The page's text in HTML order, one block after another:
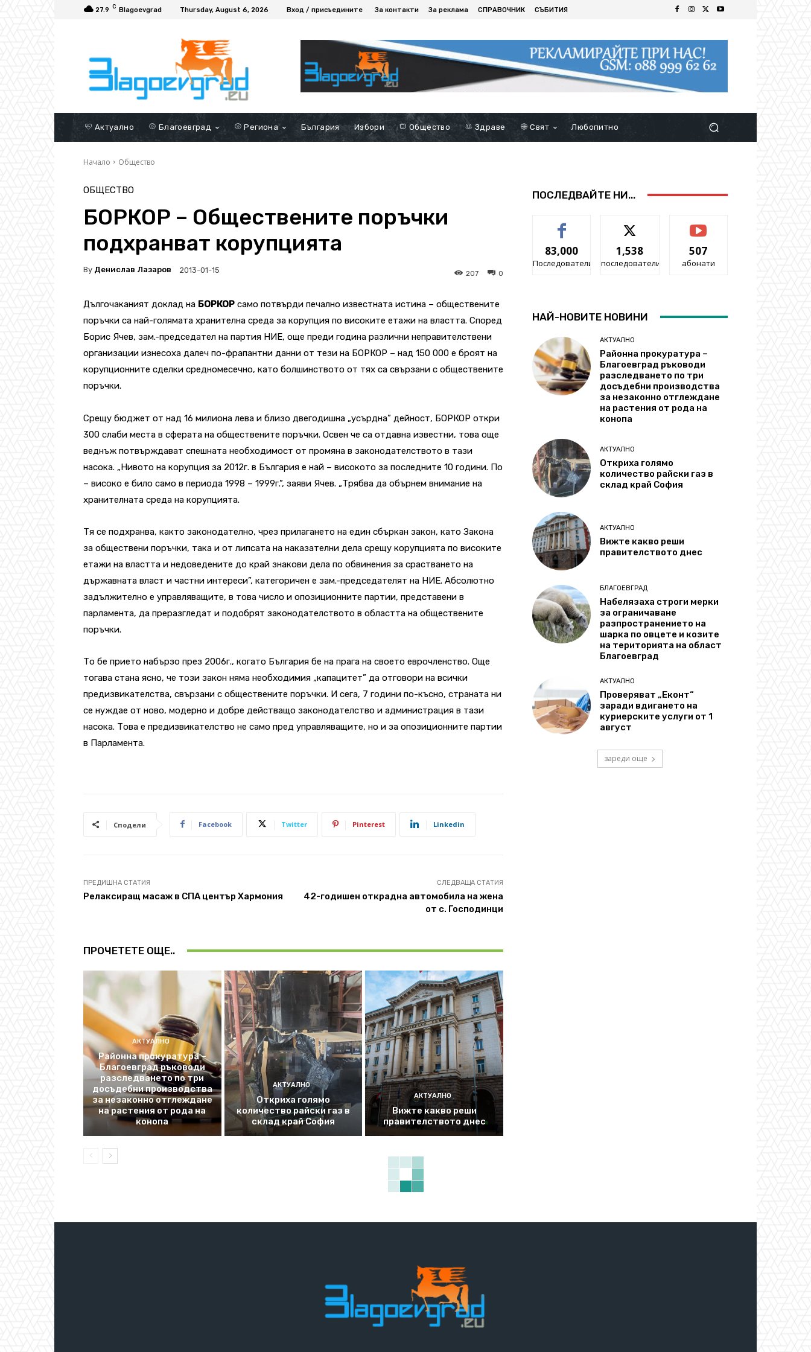
27.9 C Blagoevgrad Thursday, August 6, 2026 Вход / присъедините За контакти За реклама СПРАВОЧНИК СЪБИТИЯ
Актуално Благоевград Региона България Избори Общество Здраве Свят Любопитно
Начало Общество
ОБЩЕСТВО
БОРКОР – Обществените поръчки
подхранват корупцията
By Денислав Лазаров 2013-01-15 0
207
Дългочаканият доклад на БОРКОР само потвърди печално известната истина – обществените
поръчки са най-голямата хранителна среда за корупция по високите етажи на властта. Според
Борис Ячев, зам.-председател на партия НИЕ, още преди година различни неправителствени
организации изнесоха далеч по-фрапантни данни от тези на БОРКОР – над 150 000 е броят на
корупционните сделки средномесечно, като болшинството от тях са свързани с обществените
поръчки.
Срещу бюджет от над 16 милиона лева и близо двегодишна „усърдна” дейност, БОРКОР откри
300 слаби места в сферата на обществените поръчки. Освен че са отдавна известни, това още
веднъж потвърждават спешната необходимост от промяна в законодателството в тази
насока. „Нивото на корупция за 2012г. в България е най – високото за последните 10 години. По
– високо е било само в периода 1998 – 1999г.”, заяви Ячев. „Трябва да обърнем внимание на
хранителната среда на корупцията.
Тя се подхранва, както законодателно, чрез прилагането на един сбъркан закон, като Закона
за обществени поръчки, така и от липсата на наказателни дела срещу корупцията по високите
етажи на властта и недоведените до край знакови дела по обвинения за срастването на
държавната власт и частни интереси”, категоричен е зам.-председателят на НИЕ. Абсолютно
задължително е управляващите, в това число и опозиционните партии, представени в
парламента, да преразгледат и подобрят законодателството в областта на обществените
поръчки.
То бе прието набързо през 2006г., когато България бе на прага на своето еврочленство. Още
тогава стана ясно, че този закон няма необходимия „капацитет” да отговори на всички
предизвикателства, свързани с обществените поръчки. И сега, 7 години по-късно, страната ни
се нуждае от ново, модерно и добре действащо законодателство и администрация в тази
насока. Това е предизвикателство не само пред управляващите, но и за опозиционните партии
в Парламента.
Сподели Facebook Twitter Pinterest Linkedin
ПРЕДИШНА СТАТИЯ
Релаксиращ масаж в СПА център Хармония
СЛЕДВАЩА СТАТИЯ
42-годишен открадна автомобила на жена
от с. Господинци
ПРОЧЕТЕТЕ ОЩЕ..
АКТУАЛНО
Районна прокуратура –
Благоевград ръководи
разследването по три
досъдебни производства
за незаконно отглеждане
на растения от рода на
конопа
АКТУАЛНО
Откриха голямо
количество райски газ в
склад край София
АКТУАЛНО
Вижте какво реши
правителството днес
ПОСЛЕДВАЙТЕ НИ...
83,000
Последователи
1,538
последователи
507
абонати
НАЙ-НОВИТЕ НОВИНИ
АКТУАЛНО
Районна прокуратура –
Благоевград ръководи
разследването по три
досъдебни производства
за незаконно отглеждане
на растения от рода на
конопа
АКТУАЛНО
Откриха голямо
количество райски газ в
склад край София
АКТУАЛНО
Вижте какво реши
правителството днес
БЛАГОЕВГРАД
Набелязаха строги мерки
за ограничаване
разпространението на
шарка по овцете и козите
на територията на област
Благоевград
АКТУАЛНО
Проверяват „Еконт“
заради вдигането на
куриерските услуги от 1
август
зареди още